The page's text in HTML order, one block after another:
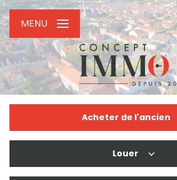
MENU
Acheter de l'ancien
De l'immo pro
Louer